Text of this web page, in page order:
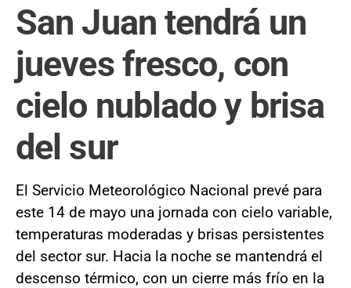
San Juan tendrá un
jueves fresco, con
cielo nublado y brisa
del sur
El Servicio Meteorológico Nacional prevé para
este 14 de mayo una jornada con cielo variable,
temperaturas moderadas y brisas persistentes
del sector sur. Hacia la noche se mantendrá el
descenso térmico, con un cierre más frío en la